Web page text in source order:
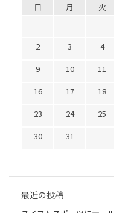
日 月 火
2
3 4
9
10 11
16
17 18
23
24 25
30
31
最近の投稿